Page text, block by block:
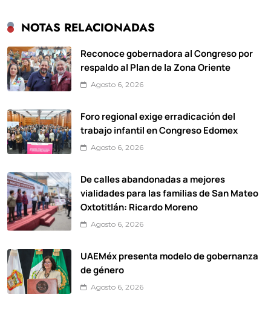
NOTAS RELACIONADAS
Reconoce gobernadora al Congreso por
respaldo al Plan de la Zona Oriente
Agosto 6, 2026
Foro regional exige erradicación del
trabajo infantil en Congreso Edomex
Agosto 6, 2026
De calles abandonadas a mejores
vialidades para las familias de San Mateo
Oxtotitlán: Ricardo Moreno
Agosto 6, 2026
UAEMéx presenta modelo de gobernanza
de género
Agosto 6, 2026